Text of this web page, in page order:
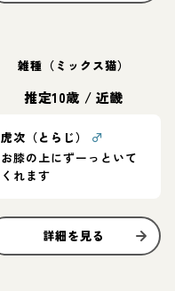
雑種（ミックス猫）
推定10歳 / 近畿
虎次（とらじ）
♂
お膝の上にずーっといて
くれます
詳細を見る